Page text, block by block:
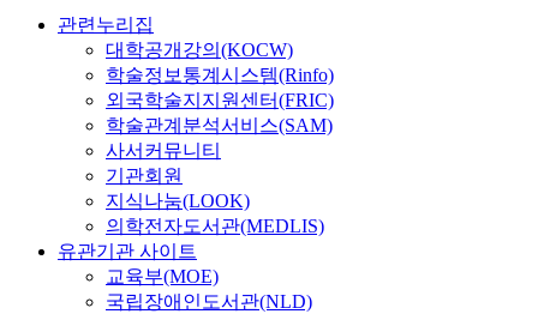
관련누리집
대학공개강의(KOCW)
학술정보통계시스템(Rinfo)
외국학술지지원센터(FRIC)
학술관계분석서비스(SAM)
사서커뮤니티
기관회원
지식나눔(LOOK)
의학전자도서관(MEDLIS)
유관기관 사이트
교육부(MOE)
국립장애인도서관(NLD)